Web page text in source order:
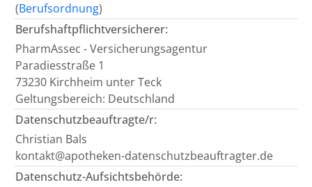
(Berufsordnung)
Berufshaftpflichtversicherer:
PharmAssec - Versicherungsagentur
Paradiesstraße 1
73230 Kirchheim unter Teck
Geltungsbereich: Deutschland
Datenschutzbeauftragte/r:
Christian Bals
kontakt@apotheken-datenschutzbeauftragter.de
Datenschutz-Aufsichtsbehörde: